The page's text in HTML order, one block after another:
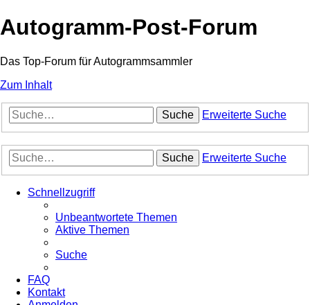
Autogramm-Post-Forum
Das Top-Forum für Autogrammsammler
Zum Inhalt
Suche Erweiterte Suche
Suche Erweiterte Suche
Schnellzugriff
Unbeantwortete Themen
Aktive Themen
Suche
FAQ
Kontakt